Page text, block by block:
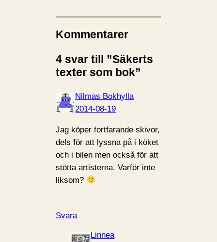
Kommentarer
4 svar till ”Säkerts
texter som bok”
Nilmas Bokhylla
2014-08-19
Jag köper fortfarande skivor,
dels för att lyssna på i köket
och i bilen men också för att
stötta artisterna. Varför inte
liksom?
Svara
Linnea